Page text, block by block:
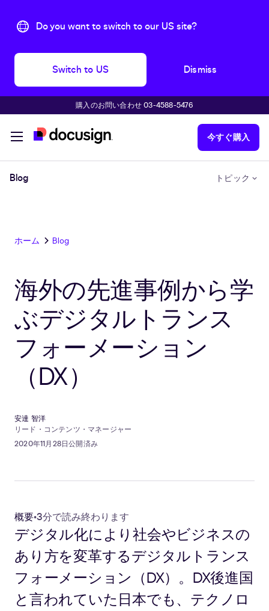
Do you want to switch to our US site?
Switch to US Dismiss
購入のお問い合わせ 03-4588-5476
今すぐ購入
Blog トピック
ホーム Blog
海外の先進事例から学
ぶデジタルトランス
フォーメーション
（DX）
安達 智洋
リード・コンテンツ・マネージャー
2020年11月28日公開済み
概要•3分で読み終わります
デジタル化により社会やビジネスの
あり方を変革するデジタルトランス
フォーメーション（DX）。DX後進国
と言われていた日本でも、テクノロ